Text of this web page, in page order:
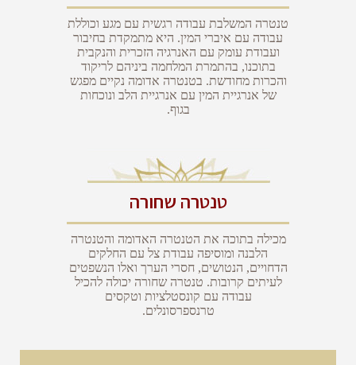
טנטרה המשלבת עבודה רגשית עם מגע וכוללת
עבודה עם איברי המין. היא מתמקדת בחיבור
ועבודת עומק עם האנרגיה הזכרית והנקבית
בתוכנו, בהתמרת המלחמה ביניהם לריקוד
והכרות מחודשת. בטנטרה אדומה נקיים מפגש
של אנרגיית המין עם אנרגיית הלב ונוכחות
בגוף.
טנטרה שחורה
מכילה בתוכה את הטנטרה האדומה והטנטרה
הלבנה ומוסיפה עבודת צל עם החלקים
הדחויים, הנטושים, חסרי הערך ואלו הנשפטים
לעיתים קרובות. טנטרה שחורה יכולה להכיל
עבודה עם קונסטלציות וטקסים
טרנספרסונלים.